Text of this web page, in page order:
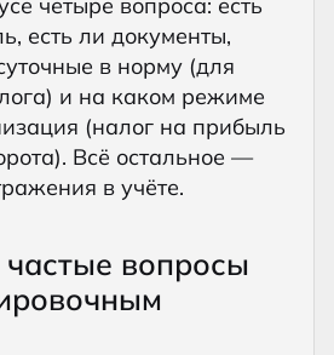
есть ли документы,
в норму (для
и на каком режиме
(налог на прибыль
Всё остальное —
в учёте.
вопросы